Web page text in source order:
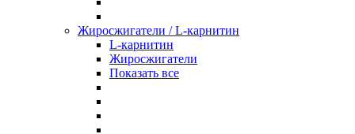
Жиросжигатели / L-карнитин
L-карнитин
Жиросжигатели
Показать все